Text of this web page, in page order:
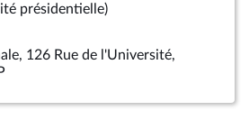
présidentielle)
126 Rue de l'Université,